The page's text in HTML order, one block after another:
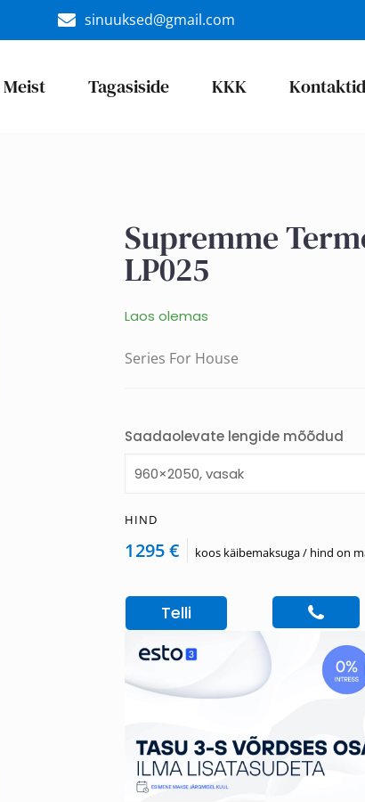
sinuuksed@gmail.com
Meist Tagasiside KKK Kontaktid
Supremme
LP025
Laos olemas
Series For House
Saadaolevate lengide mõõdud
HIND
1295 € koos käibemaksuga / hind on
Telli